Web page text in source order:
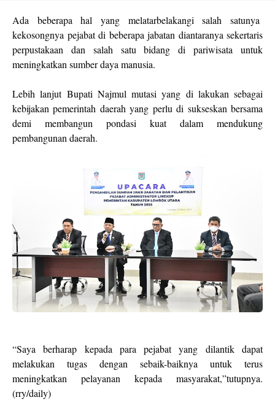
Ada beberapa hal yang melatarbelakangi salah satunya
kekosongnya pejabat di beberapa jabatan diantaranya sekertaris
perpustakaan dan salah satu bidang di pariwisata untuk
meningkatkan sumber daya manusia.
Lebih lanjut Bupati Najmul mutasi yang di lakukan sebagai
kebijakan pemerintah daerah yang perlu di sukseskan bersama
demi membangun pondasi kuat dalam mendukung
pembangunan daerah.
“Saya berharap kepada para pejabat yang dilantik dapat
melakukan tugas dengan sebaik-baiknya untuk terus
meningkatkan pelayanan kepada masyarakat,”tutupnya.
(rry/daily)